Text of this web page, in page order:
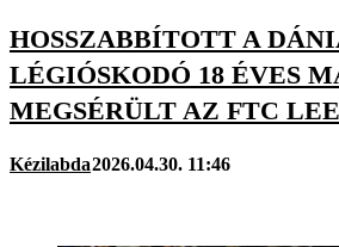
HOSSZABBÍTOTT A
LÉGIÓSKODÓ 18 ÉVES
MEGSÉRÜLT AZ FTC
Kézilabda2026.04.30. 11:46